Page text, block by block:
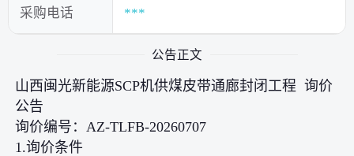
采购电话 ***
公告正文
山西闽光新能源SCP机供煤皮带通廊封闭工程 询价
公告
询价编号：AZ-TLFB-20260707
1.询价条件